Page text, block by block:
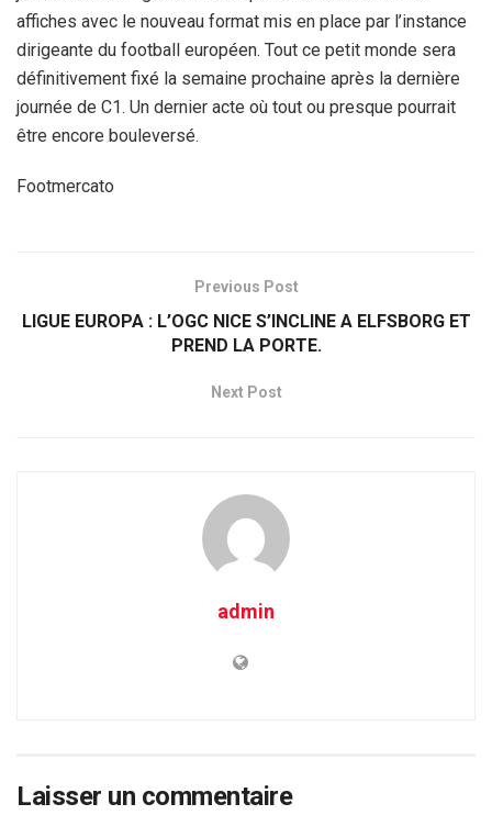
affiches avec le nouveau format mis en place par l’instance
dirigeante du football européen. Tout ce petit monde sera
définitivement fixé la semaine prochaine après la dernière
journée de C1. Un dernier acte où tout ou presque pourrait
être encore bouleversé.
Footmercato
Previous Post
LIGUE EUROPA : L’OGC NICE S’INCLINE A ELFSBORG ET
PREND LA PORTE.
Next Post
admin
Laisser un commentaire